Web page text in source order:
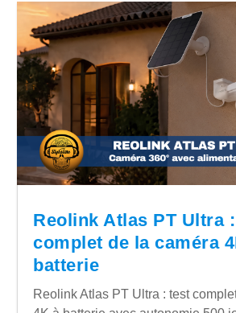
Reolink Atlas PT Ultra
complet de la caméra
batterie
Reolink Atlas PT Ultra : test